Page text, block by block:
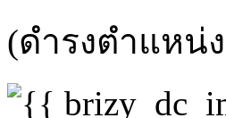
(ดำรงตำแหน่